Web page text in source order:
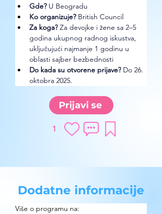
Gde? U Beogradu
Ko organizuje? British Council
Za koga? Za devojke i žene sa 2–5
godina ukupnog radnog iskustva,
uključujući najmanje 1 godinu u
oblasti sajber bezbednosti
Do kada su otvorene prijave? Do 26.
oktobra 2025.
Prijavi se
1
Dodatne informacije
Više o programu na: